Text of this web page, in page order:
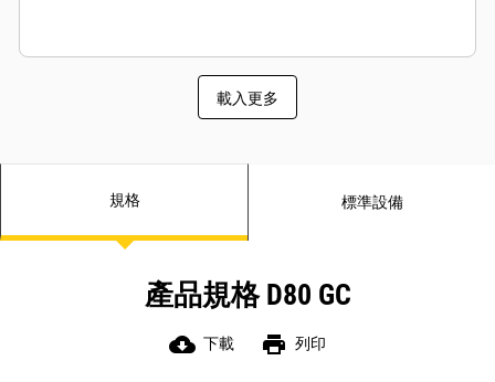
載入更多
規格 標準設備
產品規格 D80 GC
cloud_download 下載 print 列印